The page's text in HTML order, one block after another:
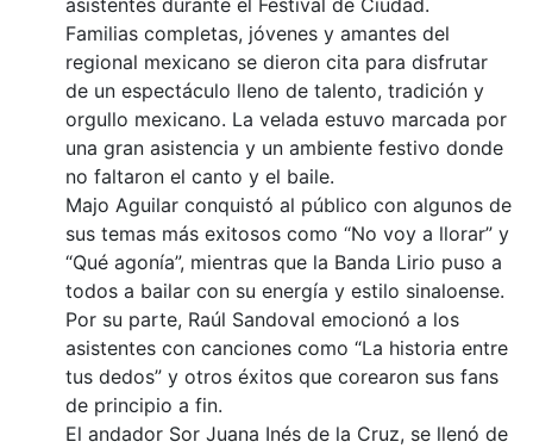
asistentes durante el Festival de Ciudad.
Familias completas, jóvenes y amantes del
regional mexicano se dieron cita para disfrutar
de un espectáculo lleno de talento, tradición y
orgullo mexicano. La velada estuvo marcada por
una gran asistencia y un ambiente festivo donde
no faltaron el canto y el baile.
Majo Aguilar conquistó al público con algunos de
sus temas más exitosos como “No voy a llorar” y
“Qué agonía”, mientras que la Banda Lirio puso a
todos a bailar con su energía y estilo sinaloense.
Por su parte, Raúl Sandoval emocionó a los
asistentes con canciones como “La historia entre
tus dedos” y otros éxitos que corearon sus fans
de principio a fin.
El andador Sor Juana Inés de la Cruz, se llenó de